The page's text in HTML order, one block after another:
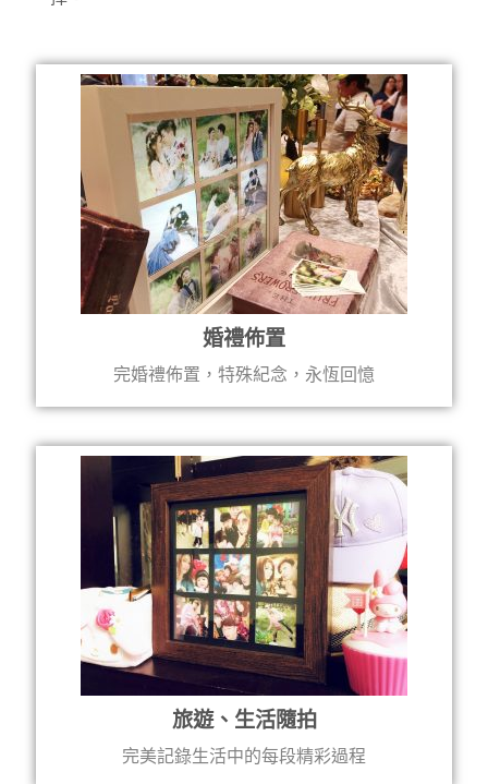
婚禮佈置
完婚禮佈置，特殊紀念，永恆回憶
旅遊、生活隨拍
完美記錄生活中的每段精彩過程